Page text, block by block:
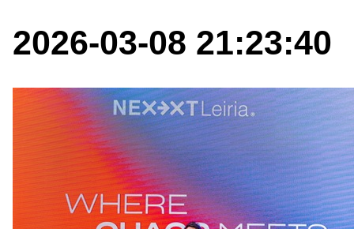
2026-03-08 21:23:40